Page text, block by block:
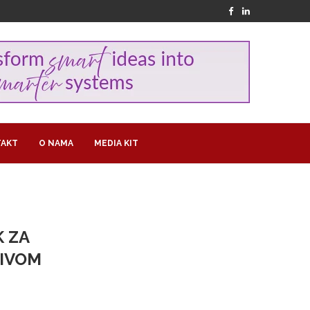
O NAMA MEDIA KIT
ZA